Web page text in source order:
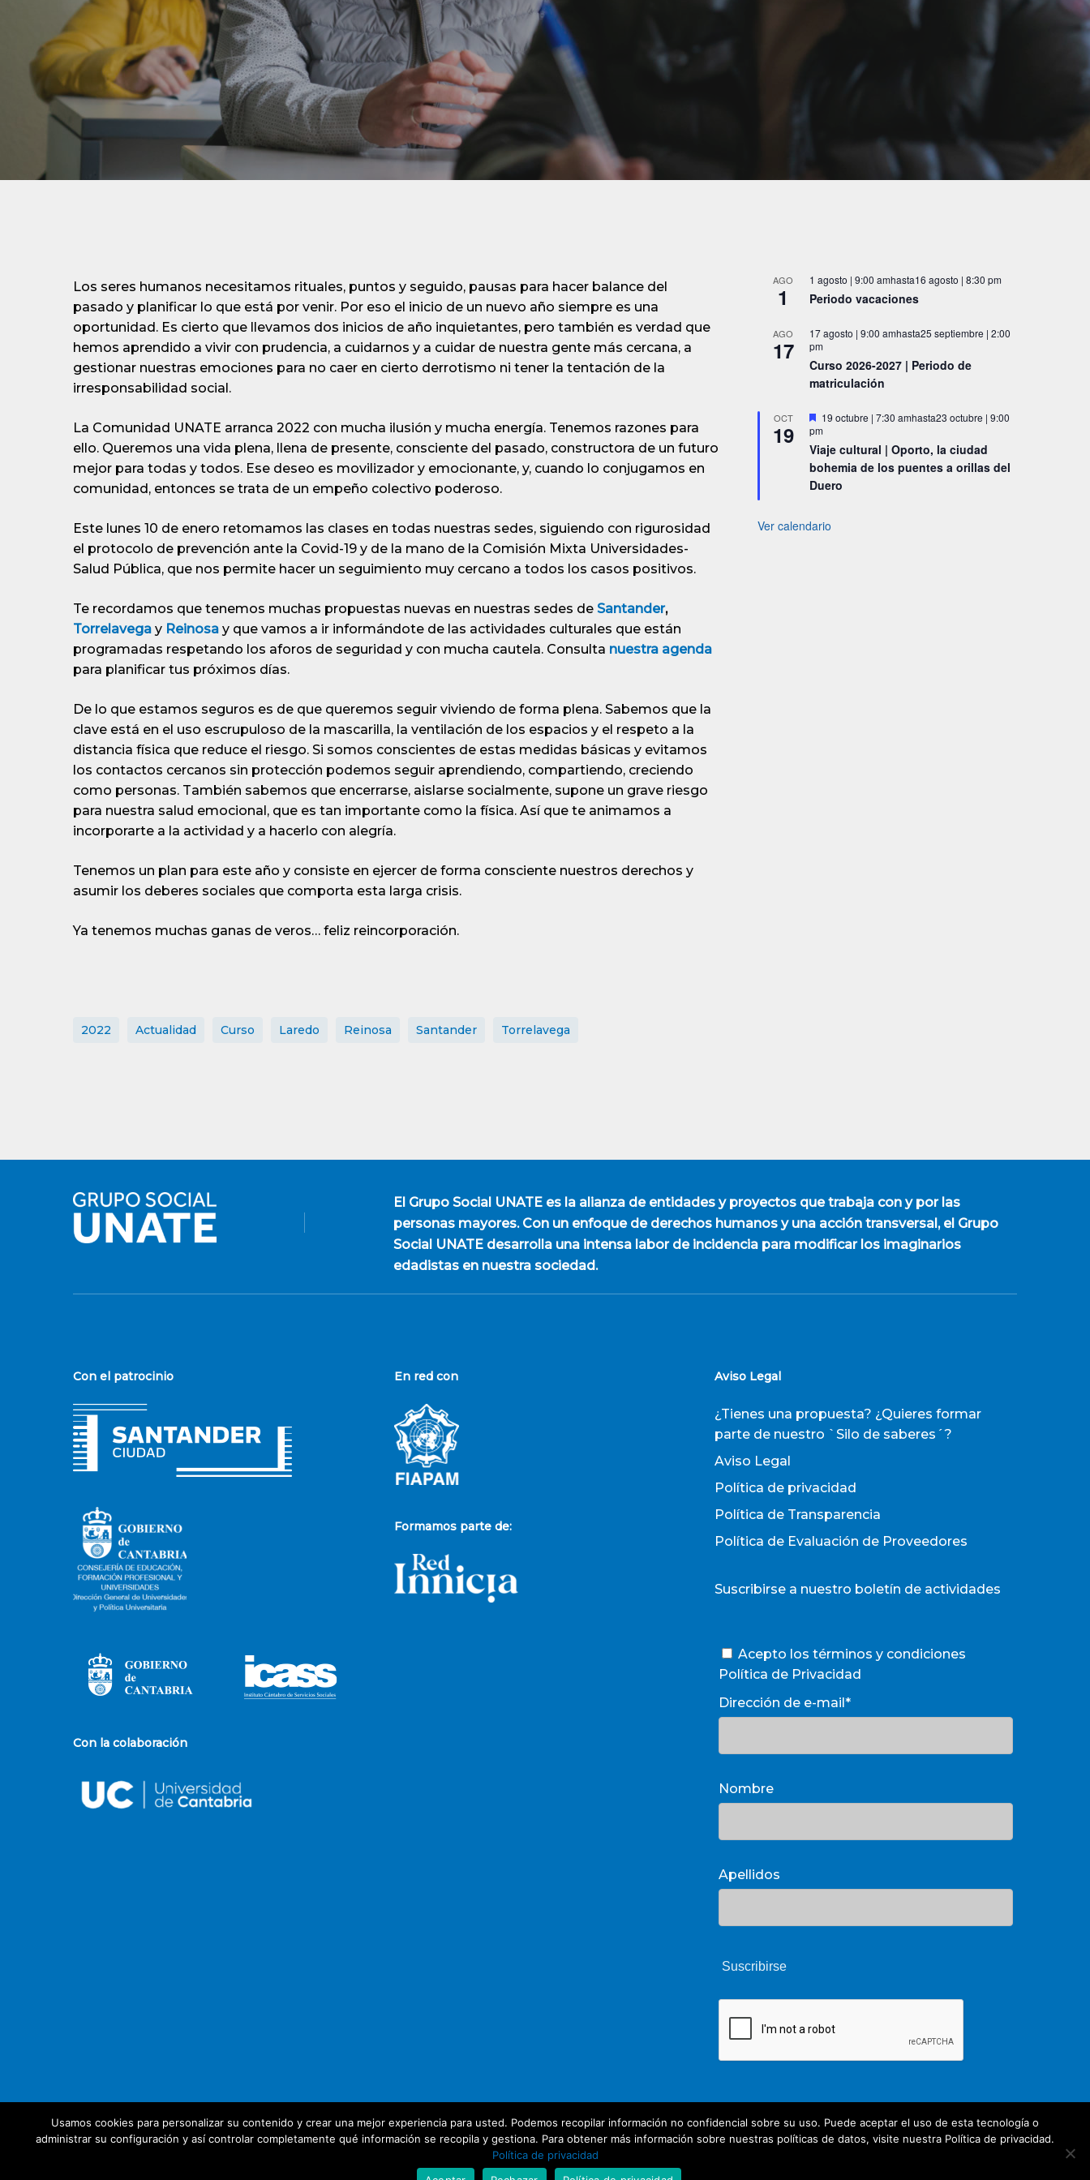
Los seres humanos necesitamos rituales, puntos y seguido, pausas para hacer balance del
pasado y planificar lo que está por venir. Por eso el inicio de un nuevo año siempre es una
oportunidad. Es cierto que llevamos dos inicios de año inquietantes, pero también es verdad que
hemos aprendido a vivir con prudencia, a cuidarnos y a cuidar de nuestra gente más cercana, a
gestionar nuestras emociones para no caer en cierto derrotismo ni tener la tentación de la
irresponsabilidad social.
La Comunidad UNATE arranca 2022 con mucha ilusión y mucha energía. Tenemos razones para
ello. Queremos una vida plena, llena de presente, consciente del pasado, constructora de un futuro
mejor para todas y todos. Ese deseo es movilizador y emocionante, y, cuando lo conjugamos en
comunidad, entonces se trata de un empeño colectivo poderoso.
Este lunes 10 de enero retomamos las clases en todas nuestras sedes, siguiendo con rigurosidad
el protocolo de prevención ante la Covid-19 y de la mano de la Comisión Mixta Universidades-
Salud Pública, que nos permite hacer un seguimiento muy cercano a todos los casos positivos.
Te recordamos que tenemos muchas propuestas nuevas en nuestras sedes de Santander,
Torrelavega y Reinosa y que vamos a ir informándote de las actividades culturales que están
programadas respetando los aforos de seguridad y con mucha cautela. Consulta nuestra agenda
para planificar tus próximos días.
De lo que estamos seguros es de que queremos seguir viviendo de forma plena. Sabemos que la
clave está en el uso escrupuloso de la mascarilla, la ventilación de los espacios y el respeto a la
distancia física que reduce el riesgo. Si somos conscientes de estas medidas básicas y evitamos
los contactos cercanos sin protección podemos seguir aprendiendo, compartiendo, creciendo
como personas. También sabemos que encerrarse, aislarse socialmente, supone un grave riesgo
para nuestra salud emocional, que es tan importante como la física. Así que te animamos a
incorporarte a la actividad y a hacerlo con alegría.
Tenemos un plan para este año y consiste en ejercer de forma consciente nuestros derechos y
asumir los deberes sociales que comporta esta larga crisis.
Ya tenemos muchas ganas de veros… feliz reincorporación.
2022 Actualidad Curso Laredo Reinosa Santander Torrelavega
AGO
1
1 agosto | 9:00 amhasta16 agosto | 8:30 pm
Periodo vacaciones
AGO
17
17 agosto | 9:00 amhasta25 septiembre | 2:00
pm
Curso 2026-2027 | Periodo de
matriculación
OCT
19
Destacado
19 octubre | 7:30 amhasta23 octubre | 9:00
pm
Viaje cultural | Oporto, la ciudad
bohemia de los puentes a orillas del
Duero
Ver calendario
Share
El Grupo Social UNATEes la alianza de entidades y proyectos que trabaja con y por las
personas mayores. Con un enfoque de derechos humanos y una acción transversal, el Grupo
Social UNATE desarrolla una intensa labor de incidencia para modificar los imaginarios
edadistas en nuestra sociedad.
Con el patrocinio
Con la colaboración
En red con
Formamos parte de:
Aviso Legal
¿Tienes una propuesta? ¿Quieres formar
parte de nuestro `Silo de saberes´?
Aviso Legal
Política de privacidad
Política de Transparencia
Política de Evaluación de Proveedores
Suscribirse a nuestro boletín de actividades
Acepto los términos y condiciones
Política de Privacidad
Dirección de e-mail*
Nombre
Apellidos
Usamos cookies para personalizar su contenido y crear una mejor experiencia para usted. Podemos recopilar información no confidencial sobre su uso. Puede aceptar el uso de esta tecnología o
administrar su configuración y así controlar completamente qué información se recopila y gestiona. Para obtener más información sobre nuestras políticas de datos, visite nuestra Política de privacidad.
Política de privacidad